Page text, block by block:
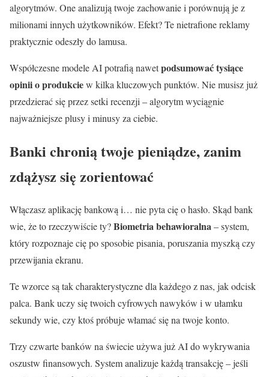
algorytmów. One analizują twoje zachowanie i porównują je z
milionami innych użytkowników. Efekt? Te nietrafione reklamy
praktycznie odeszły do lamusa.
Współczesne modele AI potrafią nawetpodsumować tysiące
opinii o produkciew kilka kluczowych punktów. Nie musisz już
przedzierać się przez setki recenzji – algorytm wyciągnie
najważniejsze plusy i minusy za ciebie.
Banki chronią twoje pieniądze, zanim
zdążysz się zorientować
Włączasz aplikację bankową i… nie pyta cię o hasło. Skąd bank
wie, że to rzeczywiście ty?Biometria behawioralna– system,
który rozpoznaje cię po sposobie pisania, poruszania myszką czy
przewijania ekranu.
Te wzorce są tak charakterystyczne dla każdego z nas, jak odcisk
palca. Bank uczy się twoich cyfrowych nawyków i w ułamku
sekundy wie, czy ktoś próbuje włamać się na twoje konto.
Trzy czwarte banków na świecie używa już AI do wykrywania
oszustw finansowych. System analizuje każdą transakcję – jeśli